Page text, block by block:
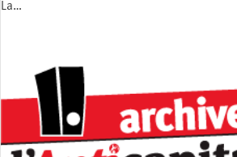
La…